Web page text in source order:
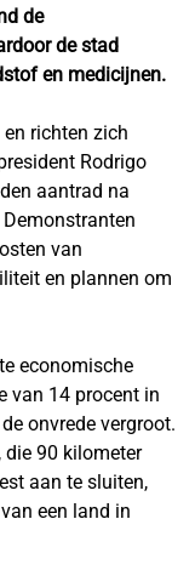
de
de stad
en medicijnen.
richten zich
Rodrigo
aantrad na
van
en plannen om
economische
van 14 procent in
onvrede vergroot.
die 90 kilometer
aan te sluiten,
een land in